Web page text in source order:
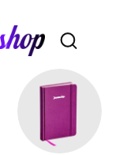
Otwórz